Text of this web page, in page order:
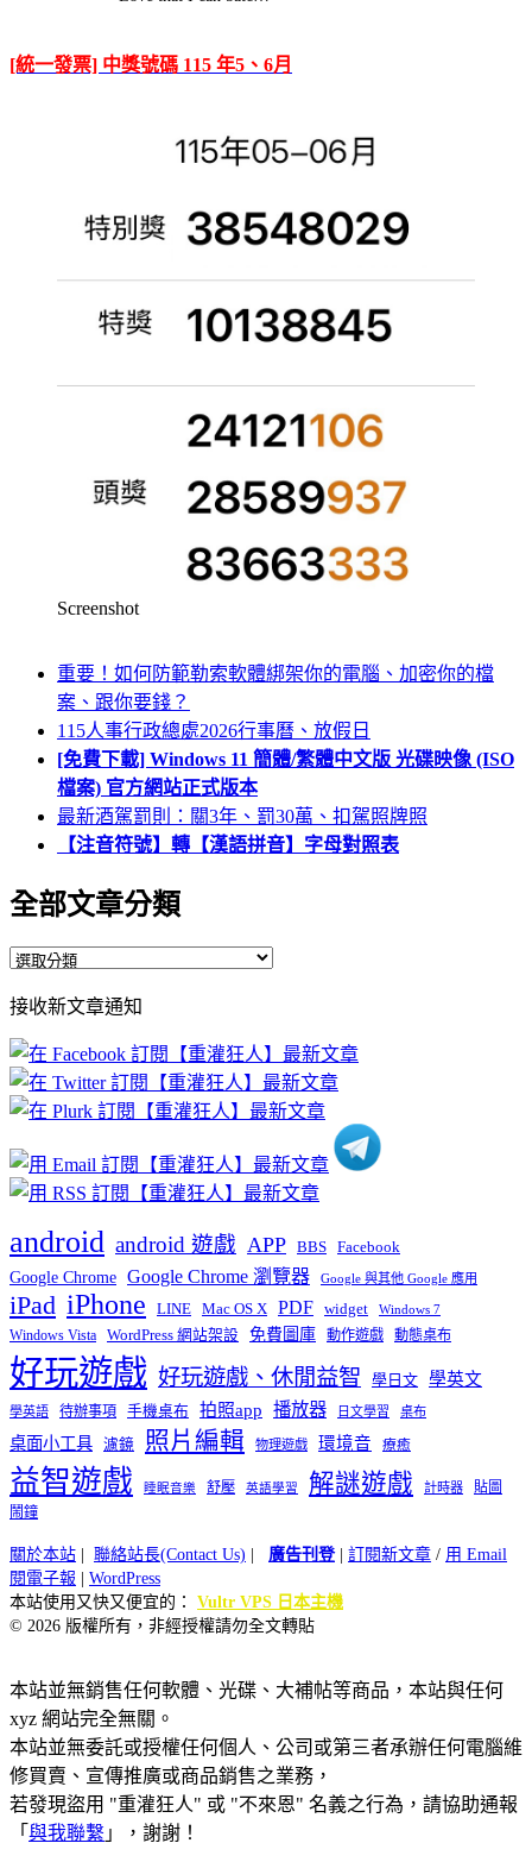
[統一發票] 中獎號碼 115 年5、6月
Screenshot
重要！如何防範勒索軟體綁架你的電腦、加密你的檔
案、跟你要錢？
115人事行政總處2026行事曆、放假日
[免費下載] Windows 11 簡體/繁體中文版 光碟映像 (ISO
檔案) 官方網站正式版本
最新酒駕罰則：關3年、罰30萬、扣駕照牌照
【注音符號】轉【漢語拼音】字母對照表
全部文章分類
全
文
章
分
類
接收新文章通知
android android 遊戲 APP BBS Facebook
Google Chrome Google Chrome 瀏覽器 Google 與其他 Google 應用
iPad iPhone LINE Mac OS X PDF widget Windows 7
Windows Vista WordPress 網站架設 免費圖庫 動作遊戲 動態桌布
好玩遊戲 好玩遊戲、休閒益智 學日文 學英文
學英語 待辦事項 手機桌布 拍照app 播放器 日文學習 桌布
桌面小工具 濾鏡 照片編輯 物理遊戲 環境音 療癒
益智遊戲 睡眠音樂 舒壓 英語學習 解謎遊戲 計時器
貼圖
鬧鐘
關於本站 | 聯絡站長(Contact Us) | 廣告刊登| 訂閱新文章 / 用 Email
閱電子報 | WordPress
本站使用又快又便宜的： Vultr VPS 日本主機
© 2026 版權所有，非經授權請勿全文轉貼
本站並無銷售任何軟體、光碟、大補帖等商品，本站與任何
xyz 網站完全無關。
本站並無委託或授權任何個人、公司或第三者承辦任何電腦維
修買賣、宣傳推廣或商品銷售之業務，
若發現盜用 "重灌狂人" 或 "不來恩" 名義之行為，請協助通報
「 與我聯繫 」，謝謝！